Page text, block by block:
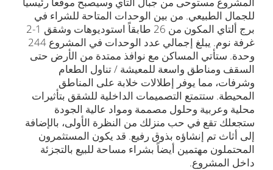
للجمال الطبيعي. من بين الوحدات المتاحة للشراء في
برج ألتاي المكون من 26 طابقاً استوديوهات وشقق 1-2
غرفة نوم. يبلغ إجمالي عدد الوحدات في المشروع 244
وحدة. ستأتي المساكن مع نوافذ ممتدة من الأرض حتى
السقف ومناطق واسعة للمعيشة / تناول الطعام
وشرفات، مما يوفر إطلالات خلابة على المناطق
المحيطة. ستتمتع التصميمات الداخلية للشقق بتأثيرات
محلية وعربية وحلول مصممة ومواد عالية الجودة
ستجعلك تقع في حب منزلك من النظرة الأولى، بالإضافة
إلى أثاث تم إنشاؤه بذوق رفيع. قد يكون المستثمرون
المحتملون مهتمين أيضاً بشراء مساحة للبيع بالتجزئة
داخل المشروع.